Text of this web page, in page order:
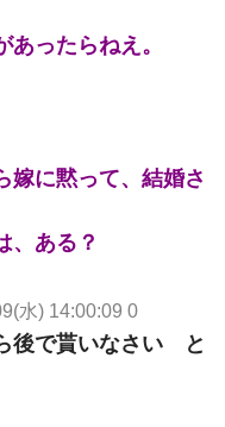
ったらねえ。
嫁に黙って、結婚さ
、ある？
水) 14:00:09 0
後で貰いなさい と